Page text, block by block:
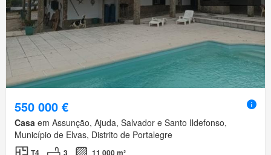
550 000 €
Casa em Assunção, Ajuda, Salvador e Santo Ildefonso,
Município de Elvas, Distrito de Portalegre
T4 3 11 000 m²